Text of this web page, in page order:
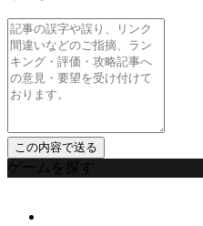
ゲームを探す